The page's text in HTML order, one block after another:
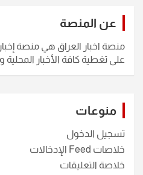
عن المنصة
منصة اخبار العراق هي منصة
على تغطية كافة الأخبار المحلية
منوعات
تسجيل الدخول
خلاصات Feed الإدخالات
خلاصة التعليقات